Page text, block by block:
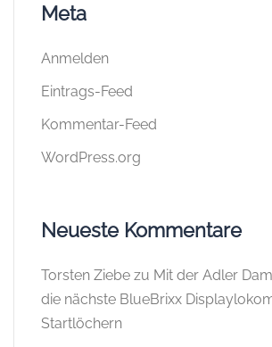
Meta
Anmelden
Eintrags-Feed
Kommentar-Feed
WordPress.org
Neueste Kommentare
Torsten Ziebe zu Mit der Adler
die nächste BlueBrixx
Startlöchern